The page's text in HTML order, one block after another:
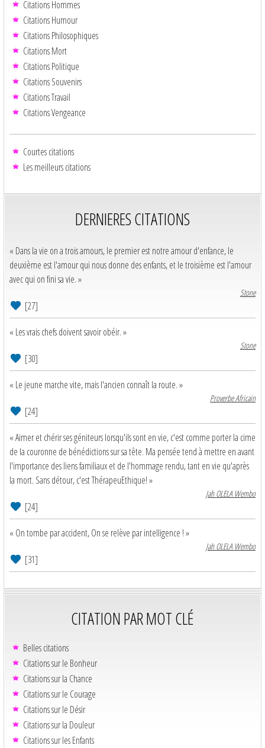
Citations Hommes
Citations Humour
Citations Philosophiques
Citations Mort
Citations Politique
Citations Souvenirs
Citations Travail
Citations Vengeance
Courtes citations
Les meilleurs citations
DERNIERES CITATIONS
« Dans la vie on a trois amours, le premier est notre amour d'enfance, le
deuxième est l'amour qui nous donne des enfants, et le troisième est l'amour
avec qui on fini sa vie. »
Stone
[27]
« Les vrais chefs doivent savoir obéir. »
Stone
[30]
« Le jeune marche vite, mais l'ancien connaît la route. »
Proverbe Africain
[24]
« Aimer et chérir ses géniteurs lorsqu'ils sont en vie, c'est comme porter la cime
de la couronne de bénédictions sur sa tête. Ma pensée tend à mettre en avant
l'importance des liens familiaux et de l'hommage rendu, tant en vie qu'après
la mort. Sans détour, c'est ThérapeuEthique! »
Jah OLELA Wembo
[24]
« On tombe par accident, On se relève par intelligence ! »
Jah OLELA Wembo
[31]
CITATION PAR MOT CLÉ
Belles citations
Citations sur le Bonheur
Citations sur la Chance
Citations sur le Courage
Citations sur le Désir
Citations sur la Douleur
Citations sur les Enfants